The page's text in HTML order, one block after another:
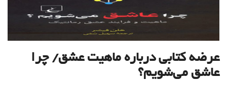
عرضه کتابی درباره ماهیت عشق/ چرا
عاشق می‌شویم؟